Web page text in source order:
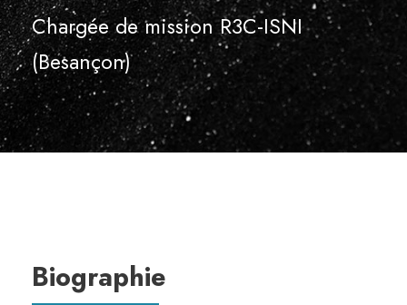
Chargée de mission R3C-ISNI
(Besançon)
Biographie